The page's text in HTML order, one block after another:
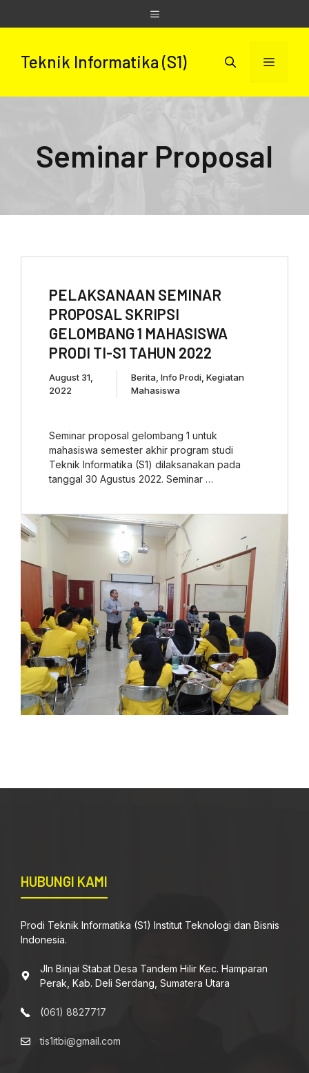
to
Menu
Teknik Informatika (S1) Menu
Seminar Proposal
PELAKSANAAN SEMINAR
PROPOSAL SKRIPSI
GELOMBANG 1 MAHASISWA
PRODI TI-S1 TAHUN 2022
August 31,
2022
Berita ,Info Prodi ,Kegiatan
Mahasiswa
Seminar proposal gelombang 1 untuk
mahasiswa semester akhir program studi
Teknik Informatika (S1) dilaksanakan pada
tanggal 30 Agustus 2022. Seminar …
HUBUNGI KAMI
Prodi Teknik Informatika (S1) Institut Teknologi dan Bisnis
Indonesia.
Jln Binjai Stabat Desa Tandem Hilir Kec. Hamparan
Perak, Kab. Deli Serdang, Sumatera Utara
(061) 8827717
tis1itbi@gmail.com